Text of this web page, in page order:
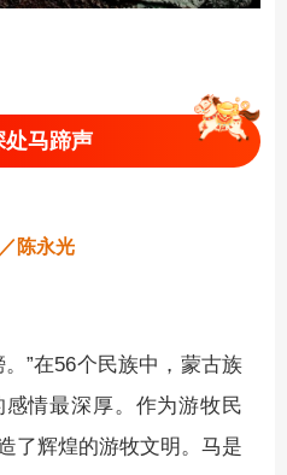
处马蹄声
陈永光
”在56个民族中，蒙古族
情最深厚。作为游牧民
了辉煌的游牧文明。马是